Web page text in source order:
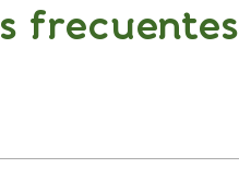
frecuentes